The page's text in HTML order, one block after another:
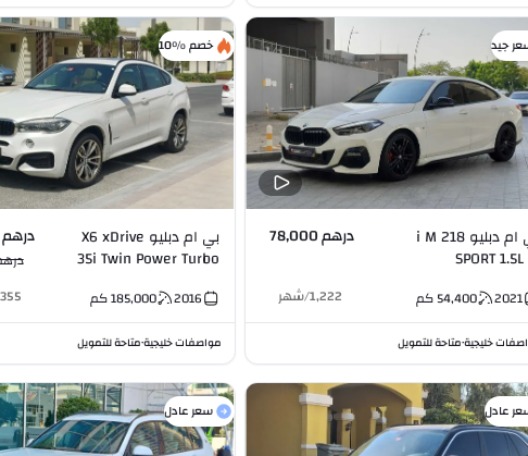
جيد
بي ام دبليو 218 i M
SPORT
درهم 78,000
2021
54,400كم 1,222
/شهر
خليجية•متاحة للتمويل
خصم %10
بي ام دبليو X6 xDrive
35i Twin Power Turbo
درهم 38,000
درهم
2016
185,000كم
مواصفات خليجية•متاحة للتمويل
عادل سعر عادل